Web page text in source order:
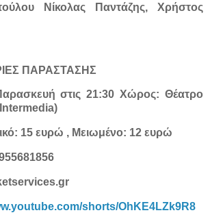
Νίκολας Παντάζης, Χρήστος
ΠΑΡΑΣΤΑΣΗΣ
στις 21:30 Χώρος: Θέατρο
15 ευρώ , Μειωμένο: 12 ευρώ
shorts/OhKE4LZk9R8